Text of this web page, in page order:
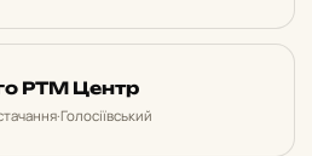
РТМ Центр
·Голосіївський